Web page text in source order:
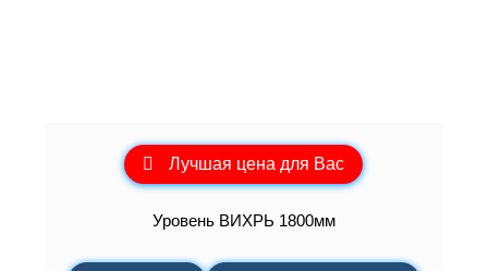
Лучшая цена для Вас
Уровень ВИХРЬ 1800мм